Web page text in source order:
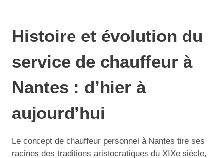
Histoire et évolution du
service de chauffeur à
Nantes : d’hier à
aujourd’hui
Le concept de chauffeur personnel à Nantes tire ses
racines des traditions aristocratiques du XIXe siècle,